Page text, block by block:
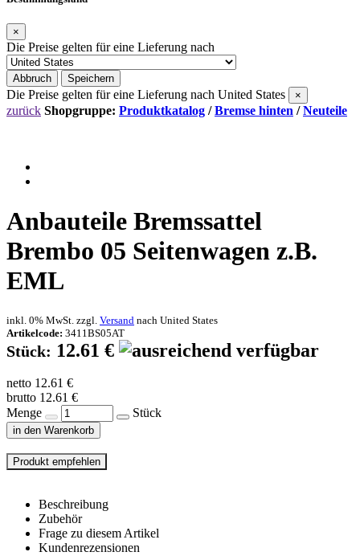
×
Die Preise gelten für eine Lieferung nach
Abbruch Speichern
Die Preise gelten für eine Lieferung nach United States ×
zurück Shopgruppe: Produktkatalog /Bremse hinten /Neuteile
Anbauteile Bremssattel
Brembo 05 Seitenwagen z.B.
EML
inkl. 0% MwSt. zzgl. Versand nach United States
Artikelcode: 3411BS05AT
Stück: 12.61 €
netto 12.61 €
brutto 12.61 €
Menge
Stück
in den Warenkorb
Beschreibung
Zubehör
Frage zu diesem Artikel
Kundenrezensionen